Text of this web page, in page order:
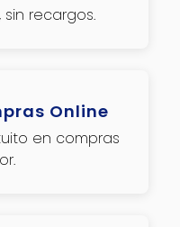
recargos.
Online
en compras